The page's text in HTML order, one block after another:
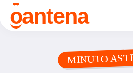
oantena
MINUTO